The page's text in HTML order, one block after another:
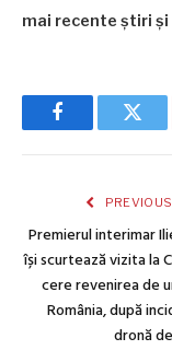
mai recente știri
Facebook
Premierul interimar
își scurtează vizita la
cere revenirea de
România, după
dronă